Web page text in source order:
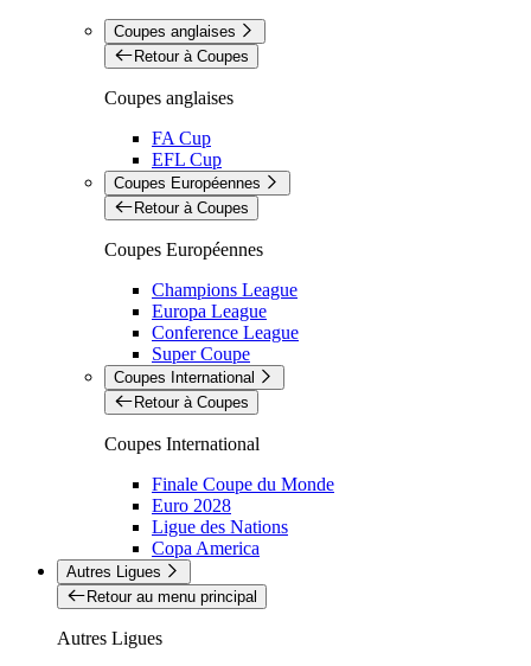
Coupes anglaises
Retour à Coupes
Coupes anglaises
FA Cup
EFL Cup
Coupes Européennes
Retour à Coupes
Coupes Européennes
Champions League
Europa League
Conference League
Super Coupe
Coupes International
Retour à Coupes
Coupes International
Finale Coupe du Monde
Euro 2028
Ligue des Nations
Copa America
Autres Ligues
Retour au menu principal
Autres Ligues